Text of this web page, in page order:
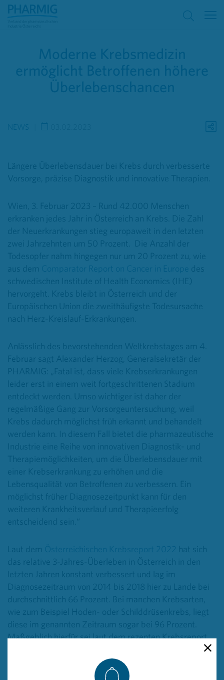
Moderne Krebsmedizin
ermöglicht Betroffenen höhere
Überlebenschancen
NEWS
Längere Überlebensdauer bei Krebs durch verbesserte
Vorsorge, präzise Diagnostik und innovative Therapien.
Wien, 3. Februar 2023 – Rund 42.000 Menschen
erkranken jedes Jahr in Österreich an Krebs. Die Zahl
der Neuerkrankungen stieg europaweit in den letzten
zwei Jahrzehnten um 50 Prozent. Die Anzahl der
Todesopfer nahm hingegen nur um 20 Prozent zu, wie
aus dem Comparator Report on Cancer in Europe des
schwedischen Institute of Health Economics (IHE)
hervorgeht. Krebs bleibt in Österreich und der
Europäischen Union die zweithäufigste Todesursache
nach Herz-Kreislauf-Erkrankungen.
Anlässlich des bevorstehenden Weltkrebstages am 4.
Februar sagt Alexander Herzog, Generalsekretär der
PHARMIG: „Fatal ist, dass viele Krebserkrankungen
leider erst in einem weit fortgeschrittenen Stadium
entdeckt werden. Umso wichtiger ist daher der
regelmäßige Gang zur Vorsorgeuntersuchung, weil
Krebs dadurch möglichst früh erkannt und behandelt
werden kann. In diesem Fall bietet die pharmazeutische
Industrie eine Reihe von innovativen Diagnostik- und
Therapiemöglichkeiten, um die Überlebensdauer mit
einer Krebserkrankung zu erhöhen und die
Lebensqualität von Betroffenen zu verbessern. Ein
möglichst früher Diagnosezeitpunkt kann für den
weiteren Krankheitsverlauf und Therapieerfolg
entscheidend sein.“
Laut dem Österreichischen Krebsreport 2022 hat sich
das relative 3-Jahres-Überleben in Österreich in den
letzten Jahren konstant verbessert und lag im
Diagnosezeitraum von 2014 bis 2018 hier zu Lande bei
durchschnittlich 66 Prozent. Bei manchen Krebsarten,
wie zum Beispiel Hoden- oder Schilddrüsenkrebs, liegt
diese im genannten Zeitraum sogar bei 96 Prozent.
Maßgeblich hierfür sei laut dem rezenten Krebsreport
der Einsatz innovativer Therapien, die in der modernen
Krebsmedizin dazu beitragen, Betroffenen immer mehr
Lebensqualität und wertvolle Lebenszeit zu verschaffen.